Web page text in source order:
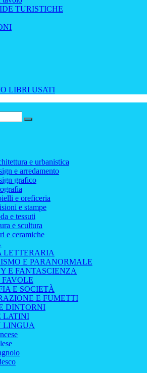
TURISTICHE
LIBRI USATI
e urbanistica
e arredamento
grafico
e oreficeria
e stampe
e tessuti
e scultura
e ceramiche
LETTERARIA
E PARANORMALE
E FANTASCIENZA
E SOCIETÀ
E FUMETTI
DINTORNI
LATINI
LINGUA